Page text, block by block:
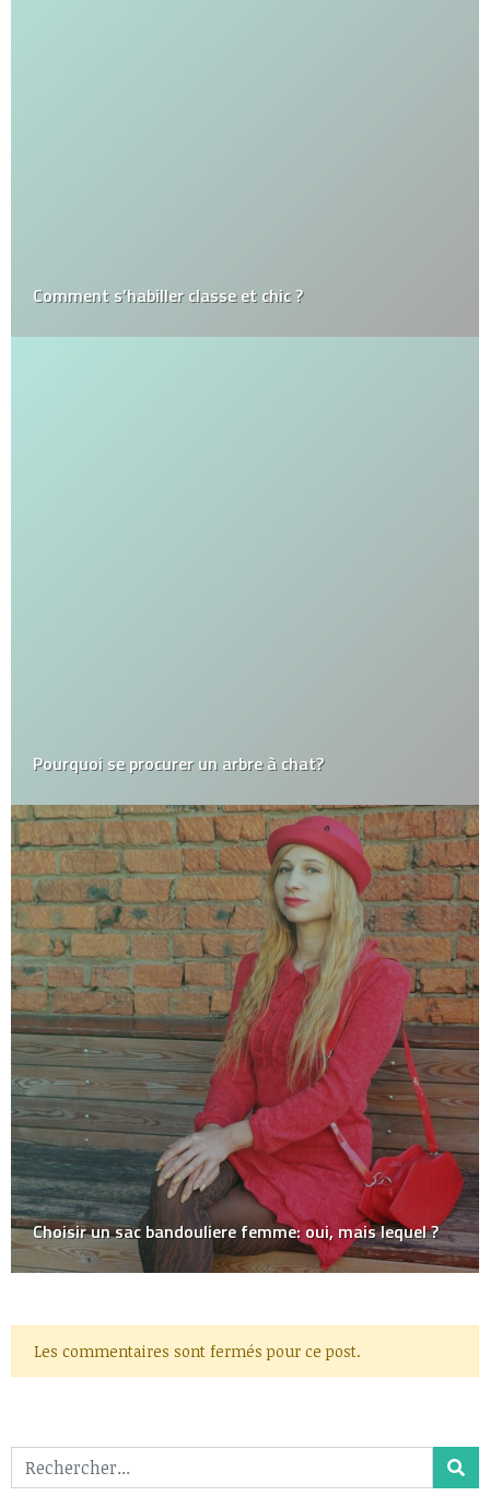
Comment s’habiller classe et chic ?
Pourquoi se procurer un arbre à chat?
Choisir un sac bandouliere femme: oui, mais lequel ?
Les commentaires sont fermés pour ce post.